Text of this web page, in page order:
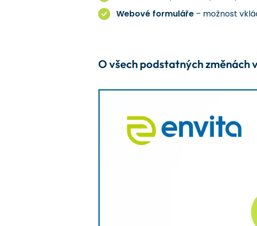
Webové formuláře – možnost
O všech podstatných změnách